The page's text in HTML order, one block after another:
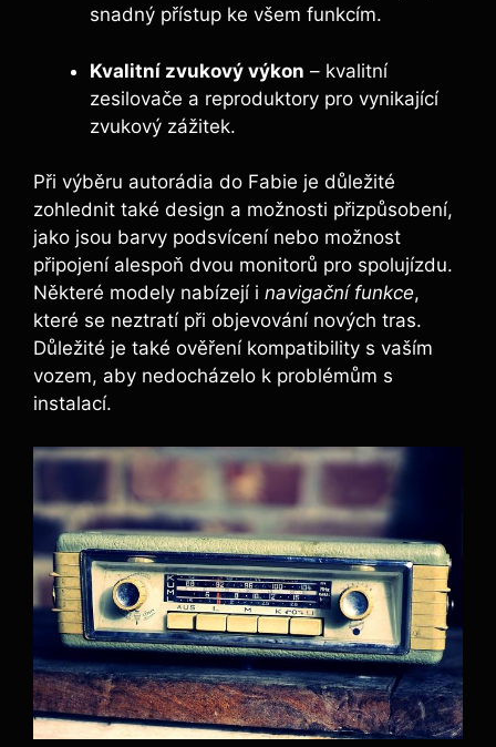
snadný přístup ke všem funkcím.
Kvalitní zvukový výkon – kvalitní
zesilovače a reproduktory pro vynikající
zvukový zážitek.
Při výběru autorádia do Fabie je důležité
zohlednit také design a možnosti přizpůsobení,
jako jsou barvy podsvícení nebo možnost
připojení alespoň dvou monitorů pro spolujízdu.
Některé modely nabízejí i navigační funkce,
které se neztratí při objevování nových tras.
Důležité je také ověření kompatibility s vaším
vozem, aby nedocházelo k problémům s
instalací.